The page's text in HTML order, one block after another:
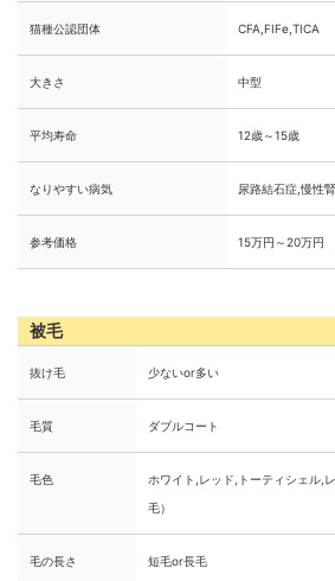
猫種公認団体 CFA,FIFe,TICA
大きさ 中型
平均寿命 12歳～15歳
なりやすい病気 尿路結石症,慢性
参考価格 15万円～20万円
被毛
抜け毛 少ないor多い
毛質 ダブルコート
毛色
ホワイト,レッド,トーティシェル,
毛）
毛の長さ 短毛or長毛